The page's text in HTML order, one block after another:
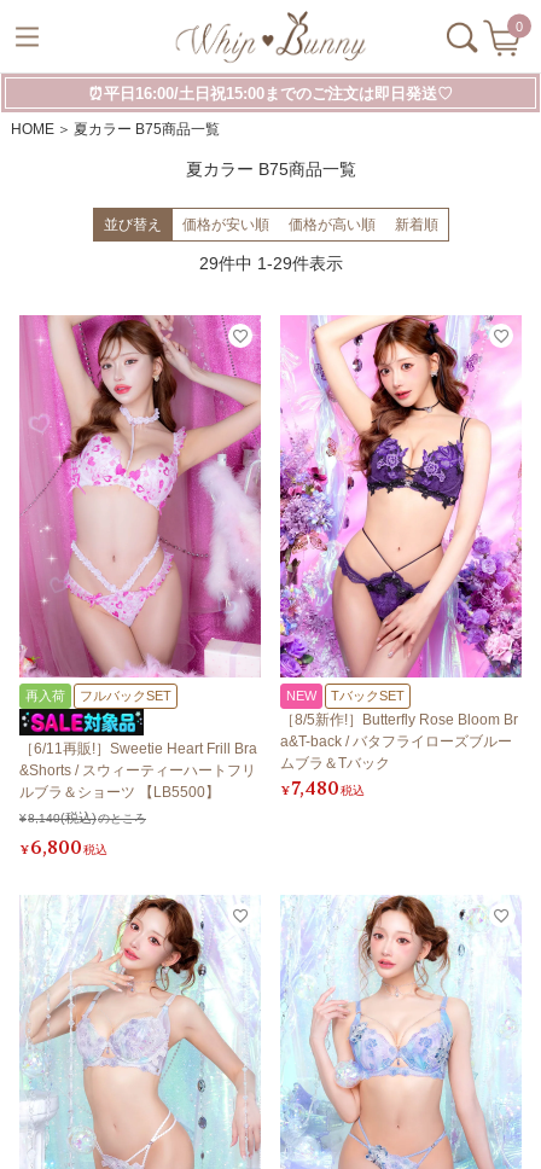
0
⏰平日16:00/土日祝15:00までのご注文は即日発送♡
HOME 夏カラー B75商品一覧
夏カラー B75商品一覧
並び替え 価格が安い順 価格が高い順 新着順
29件中 1-29件表示
再入荷 フルバックSET
［6/11再販!］Sweetie Heart Frill Bra
&Shorts / スウィーティーハートフリ
ルブラ＆ショーツ 【LB5500】
¥8,140 のところ
¥6,800税込
NEW TバックSET
［8/5新作!］Butterfly Rose Bloom Br
a&T-back / バタフライローズブルー
ムブラ＆Tバック
¥7,480税込